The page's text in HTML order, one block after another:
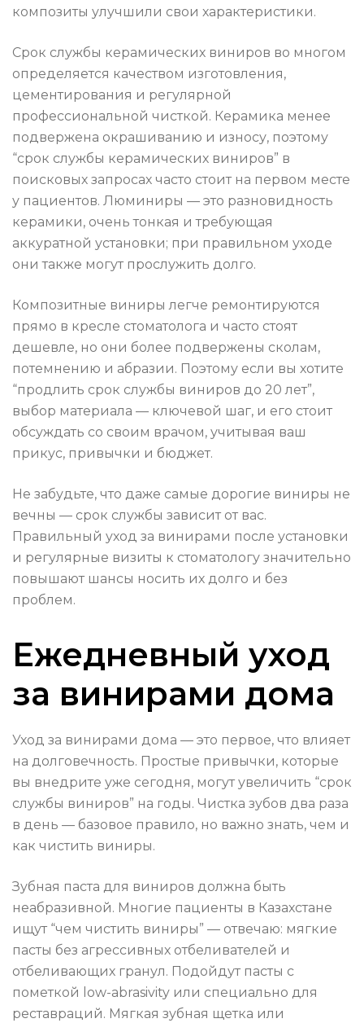
композиты улучшили свои характеристики.
Срок службы керамических виниров во многом
определяется качеством изготовления,
цементирования и регулярной
профессиональной чисткой. Керамика менее
подвержена окрашиванию и износу, поэтому
“срок службы керамических виниров” в
поисковых запросах часто стоит на первом месте
у пациентов. Люминиры — это разновидность
керамики, очень тонкая и требующая
аккуратной установки; при правильном уходе
они также могут прослужить долго.
Композитные виниры легче ремонтируются
прямо в кресле стоматолога и часто стоят
дешевле, но они более подвержены сколам,
потемнению и абразии. Поэтому если вы хотите
“продлить срок службы виниров до 20 лет”,
выбор материала — ключевой шаг, и его стоит
обсуждать со своим врачом, учитывая ваш
прикус, привычки и бюджет.
Не забудьте, что даже самые дорогие виниры не
вечны — срок службы зависит от вас.
Правильный уход за винирами после установки
и регулярные визиты к стоматологу значительно
повышают шансы носить их долго и без
проблем.
Ежедневный уход
за винирами дома
Уход за винирами дома — это первое, что влияет
на долговечность. Простые привычки, которые
вы внедрите уже сегодня, могут увеличить “срок
службы виниров” на годы. Чистка зубов два раза
в день — базовое правило, но важно знать, чем и
как чистить виниры.
Зубная паста для виниров должна быть
неабразивной. Многие пациенты в Казахстане
ищут “чем чистить виниры” — отвечаю: мягкие
пасты без агрессивных отбеливателей и
отбеливающих гранул. Подойдут пасты с
пометкой low-abrasivity или специально для
реставраций. Мягкая зубная щетка или